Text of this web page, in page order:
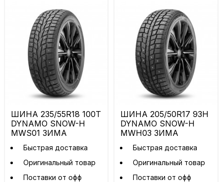
ШИНА 235/55R18 100T
DYNAMO SNOW-H
MWS01 ЗИМА
Быстрая доставка
Оригинальный товар
Поставки от офф
ШИНА 205/50R17 93H
DYNAMO SNOW-H
MWH03 ЗИМА
Быстрая доставка
Оригинальный товар
Поставки от офф